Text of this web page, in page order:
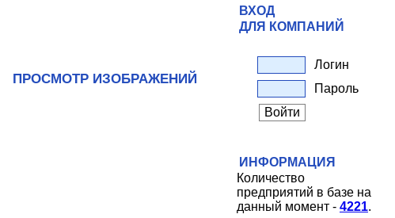
ПРОСМОТР ИЗОБРАЖЕНИЙ
ВХОД
ДЛЯ КОМПАНИЙ
Логин
Пароль
ИНФОРМАЦИЯ
Количество
предприятий в базе на
данный момент - 4221.